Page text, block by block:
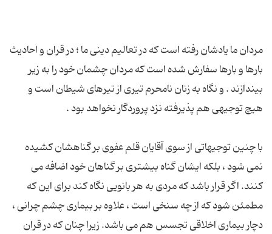
مردان ما یادشان رفته است كه در تعالیم دینی ما ؛ در قران و احادیث
بارها و بارها سفارش شده است كه مردان چشمان خود را به زیر
بیندازند . و نگاه به زنان نامحرم تیری از تیرهای شیطان است و
با چنین توجیهاتی از سوی آقایان قلم عفوی بر گناهشان كشیده
نمی شود ، بلكه ایشان گناه بیشتری بر گناهان خود اضافه می
كنند. اگر قرار باشد كه مردی به هر بانویی نگاه كند برای این كه
مطمئن شود كه از چه سنخی است ، علاوه بر بیماری چشم چرانی ،
دچار بیماری اخلاقی تجسس هم می باشد. زیرا چنان كه در قران